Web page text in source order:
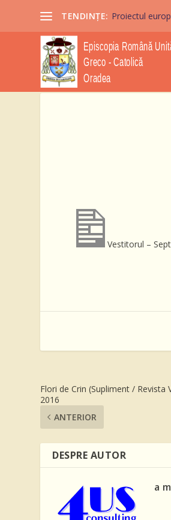
TENDINȚE: Proiectul
Vestitorul –
Flori de Crin (Supliment / Revista
2016
ANTERIOR
DESPRE AUTOR
a